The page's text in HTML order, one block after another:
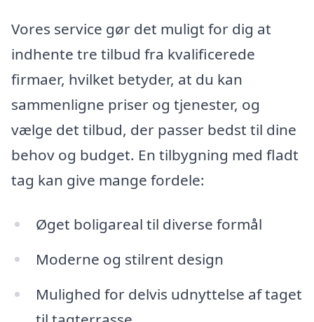
Vores service gør det muligt for dig at
indhente tre tilbud fra kvalificerede
firmaer, hvilket betyder, at du kan
sammenligne priser og tjenester, og
vælge det tilbud, der passer bedst til dine
behov og budget. En tilbygning med fladt
tag kan give mange fordele:
Øget boligareal til diverse formål
Moderne og stilrent design
Mulighed for delvis udnyttelse af taget